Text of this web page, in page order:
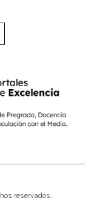
reservados.